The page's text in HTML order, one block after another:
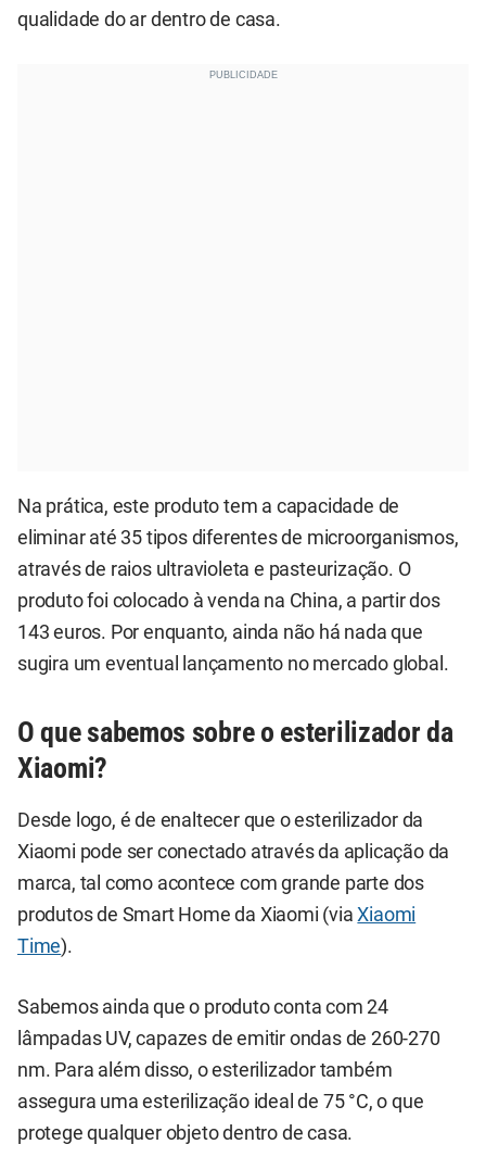
qualidade do ar dentro de casa.
Na prática, este produto tem a capacidade de
eliminar até 35 tipos diferentes de microorganismos,
através de raios ultravioleta e pasteurização. O
produto foi colocado à venda na China, a partir dos
143 euros. Por enquanto, ainda não há nada que
sugira um eventual lançamento no mercado global.
O que sabemos sobre o esterilizador da
Xiaomi?
Desde logo, é de enaltecer que o esterilizador da
Xiaomi pode ser conectado através da aplicação da
marca, tal como acontece com grande parte dos
produtos de Smart Home da Xiaomi (viaXiaomi
Time).
Sabemos ainda que o produto conta com 24
lâmpadas UV, capazes de emitir ondas de 260-270
nm. Para além disso, o esterilizador também
assegura uma esterilização ideal de 75 °C, o que
protege qualquer objeto dentro de casa.